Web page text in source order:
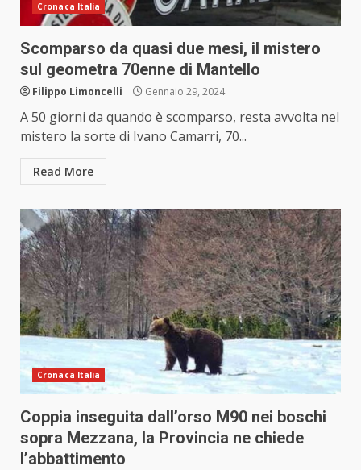
Cronaca Italia
Scomparso da quasi due mesi, il mistero
sul geometra 70enne di Mantello
Filippo Limoncelli Gennaio 29, 2024
A 50 giorni da quando è scomparso, resta avvolta nel
mistero la sorte di Ivano Camarri, 70...
Read More
Cronaca Italia
Coppia inseguita dall’orso M90 nei boschi
sopra Mezzana, la Provincia ne chiede
l’abbattimento